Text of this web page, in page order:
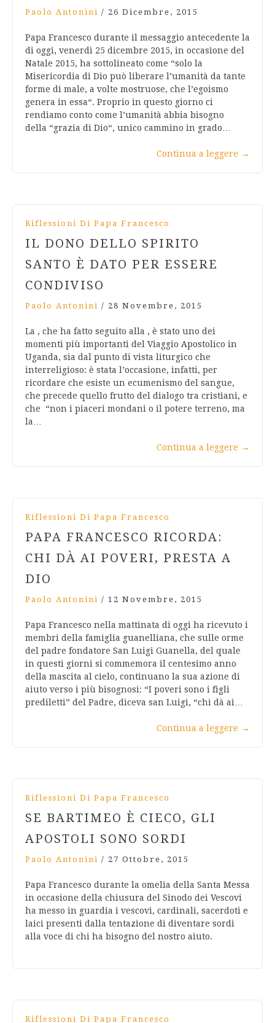
Paolo Antonini / 26 Dicembre, 2015
Papa Francesco durante il messaggio antecedente la
di oggi, venerdì 25 dicembre 2015, in occasione del
Natale 2015, ha sottolineato come “solo la
Misericordia di Dio può liberare l’umanità da tante
forme di male, a volte mostruose, che l’egoismo
genera in essa“. Proprio in questo giorno ci
rendiamo conto come l’umanità abbia bisogno
della “grazia di Dio“, unico cammino in grado…
Continua a leggere →
Riflessioni Di Papa Francesco
IL DONO DELLO SPIRITO
SANTO È DATO PER ESSERE
CONDIVISO
Paolo Antonini / 28 Novembre, 2015
La , che ha fatto seguito alla , è stato uno dei
momenti più importanti del Viaggio Apostolico in
Uganda, sia dal punto di vista liturgico che
interreligioso: è stata l’occasione, infatti, per
ricordare che esiste un ecumenismo del sangue,
che precede quello frutto del dialogo tra cristiani, e
che “non i piaceri mondani o il potere terreno, ma
la…
Continua a leggere →
Riflessioni Di Papa Francesco
PAPA FRANCESCO RICORDA:
CHI DÀ AI POVERI, PRESTA A
DIO
Paolo Antonini / 12 Novembre, 2015
Papa Francesco nella mattinata di oggi ha ricevuto i
membri della famiglia guanelliana, che sulle orme
del padre fondatore San Luigi Guanella, del quale
in questi giorni si commemora il centesimo anno
della mascita al cielo, continuano la sua azione di
aiuto verso i più bisognosi: “I poveri sono i figli
prediletti” del Padre, diceva san Luigi, “chi dà ai…
Continua a leggere →
Riflessioni Di Papa Francesco
SE BARTIMEO È CIECO, GLI
APOSTOLI SONO SORDI
Paolo Antonini / 27 Ottobre, 2015
Papa Francesco durante la omelia della Santa Messa
in occasione della chiusura del Sinodo dei Vescovi
ha messo in guardia i vescovi, cardinali, sacerdoti e
laici presenti dalla tentazione di diventare sordi
alla voce di chi ha bisogno del nostro aiuto.
Riflessioni Di Papa Francesco